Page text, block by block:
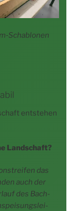
ent­ste­hen
Landschaft?
das
auch der
des Bach­